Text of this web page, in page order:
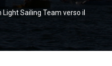
Light Sailing Team verso il
2015